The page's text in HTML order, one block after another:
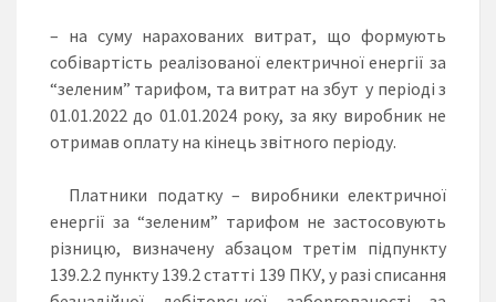
– на суму нарахованих витрат, що формують
собівартість реалізованої електричної енергії за
“зеленим” тарифом, та витрат на збут у періоді з
01.01.2022 до 01.01.2024 року, за яку виробник не
отримав оплату на кінець звітного періоду.
Платники податку – виробники електричної
енергії за “зеленим” тарифом не застосовують
різницю, визначену абзацом третім підпункту
139.2.2 пункту 139.2 статті 139 ПКУ, у разі списання